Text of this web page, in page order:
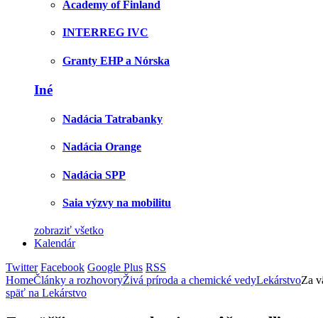
Academy of Finland
INTERREG IVC
Granty EHP a Nórska
Iné
Nadácia Tatrabanky
Nadácia Orange
Nadácia SPP
Saia výzvy na mobilitu
zobraziť všetko
Kalendár
Twitter Facebook Google Plus RSS
HomeČlánky a rozhovoryŽivá príroda a chemické vedyLekárstvoZa
späť na Lekárstvo